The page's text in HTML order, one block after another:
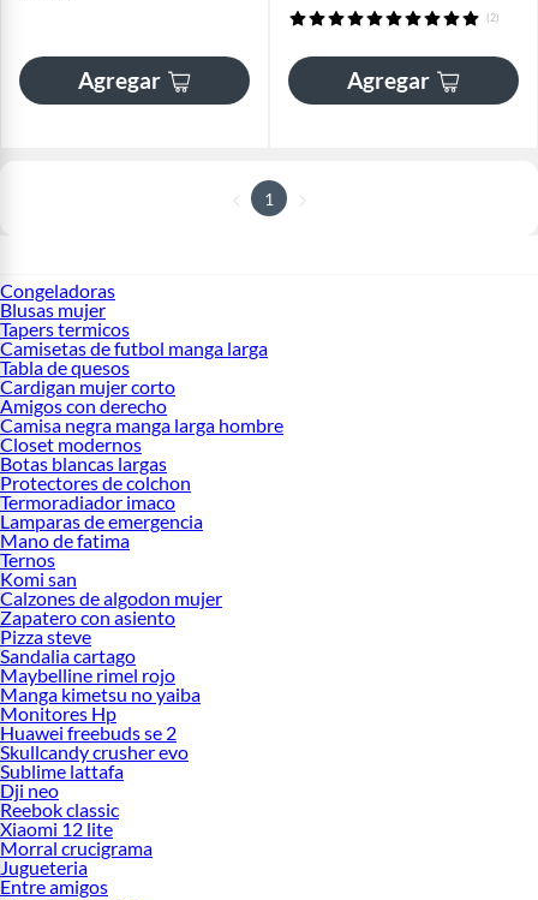
Agregar
(2)
Agregar
1
Congeladoras
Blusas mujer
Tapers termicos
Camisetas de futbol manga larga
Tabla de quesos
Cardigan mujer corto
Amigos con derecho
Camisa negra manga larga hombre
Closet modernos
Botas blancas largas
Protectores de colchon
Termoradiador imaco
Lamparas de emergencia
Mano de fatima
Ternos
Komi san
Calzones de algodon mujer
Zapatero con asiento
Pizza steve
Sandalia cartago
Maybelline rimel rojo
Manga kimetsu no yaiba
Monitores Hp
Huawei freebuds se 2
Skullcandy crusher evo
Sublime lattafa
Dji neo
Reebok classic
Xiaomi 12 lite
Morral crucigrama
Jugueteria
Entre amigos